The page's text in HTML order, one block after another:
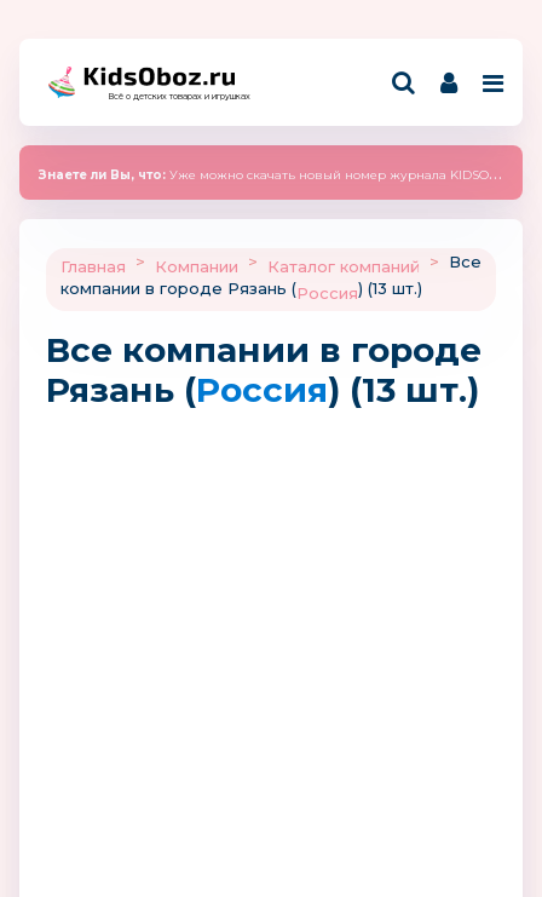
Всё о детских товарах и игрушках
Знаете ли Вы, что: Уже можно скачать новый номер журнала KIDSOBOZ 2025 (сентябрь)
Главная > Компании > Каталог компаний >
Все
компании в городе Рязань (Россия) (13 шт.)
Все компании в городе
Рязань (Россия) (13 шт.)